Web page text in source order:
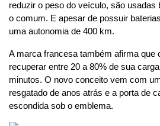
reduzir o peso do veículo, são usadas
o comum. E apesar de possuir
uma autonomia de 400 km.
A marca francesa também afirma que
recuperar entre 20 a 80% de sua
minutos. O novo conceito vem com
resgatado de anos atrás e a porta de
escondida sob o emblema.